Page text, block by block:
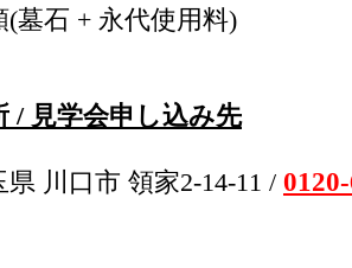
(墓石 + 永代使用料)
/ 見学会申し込み先
県 川口市 領家2-14-11 /